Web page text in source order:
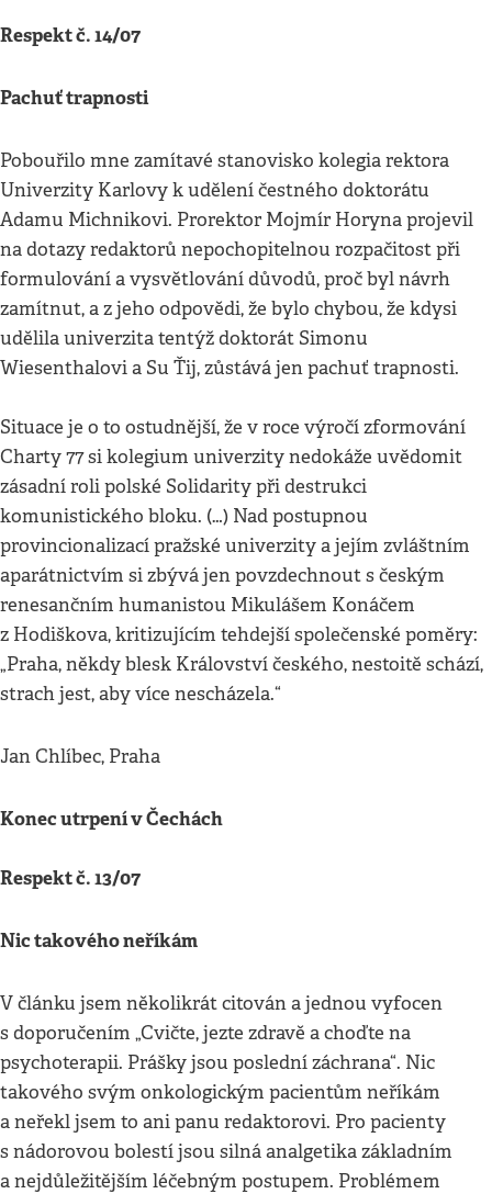
Respekt č. 14/07
Pachuť trapnosti
Pobouřilo mne zamítavé stanovisko kolegia rektora
Univerzity Karlovy k udělení čestného doktorátu
Adamu Michnikovi. Prorektor Mojmír Horyna projevil
na dotazy redaktorů nepochopitelnou rozpačitost při
formulování a vysvětlování důvodů, proč byl návrh
zamítnut, a z jeho odpovědi, že bylo chybou, že kdysi
udělila univerzita tentýž doktorát Simonu
Wiesenthalovi a Su Ťij, zůstává jen pachuť trapnosti.
Situace je o to ostudnější, že v roce výročí zformování
Charty 77 si kolegium univerzity nedokáže uvědomit
zásadní roli polské Solidarity při destrukci
komunistického bloku. (…) Nad postupnou
provincionalizací pražské univerzity a jejím zvláštním
aparátnictvím si zbývá jen povzdechnout s českým
renesančním humanistou Mikulášem Konáčem
z Hodiškova, kritizujícím tehdejší společenské poměry:
„Praha, někdy blesk Království českého, nestoitě schází,
strach jest, aby více nescházela.“
Jan Chlíbec, Praha
Konec utrpení v Čechách
Respekt č. 13/07
Nic takového neříkám
V článku jsem několikrát citován a jednou vyfocen
s doporučením „Cvičte, jezte zdravě a choďte na
psychoterapii. Prášky jsou poslední záchrana“. Nic
takového svým onkologickým pacientům neříkám
a neřekl jsem to ani panu redaktorovi. Pro pacienty
s nádorovou bolestí jsou silná analgetika základním
a nejdůležitějším léčebným postupem. Problémem